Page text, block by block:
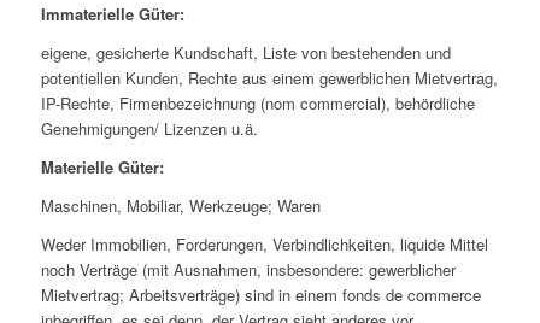
Immaterielle Güter:
eigene, gesicherte Kundschaft, Liste von bestehenden und
potentiellen Kunden, Rechte aus einem gewerblichen Mietvertrag,
IP-Rechte, Firmenbezeichnung (nom commercial), behördliche
Genehmigungen/ Lizenzen u.ä.
Materielle Güter:
Maschinen, Mobiliar, Werkzeuge; Waren
Weder Immobilien, Forderungen, Verbindlichkeiten, liquide Mittel
noch Verträge (mit Ausnahmen, insbesondere: gewerblicher
Mietvertrag; Arbeitsverträge) sind in einem fonds de commerce